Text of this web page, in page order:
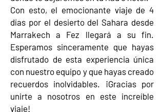
Con esto, el emocionante viaje de 4
días por el desierto del Sahara desde
Marrakech a Fez llegará a su fin.
Esperamos sinceramente que hayas
disfrutado de esta experiencia única
con nuestro equipo y que hayas creado
recuerdos inolvidables. ¡Gracias por
unirte a nosotros en este increíble
viaje!